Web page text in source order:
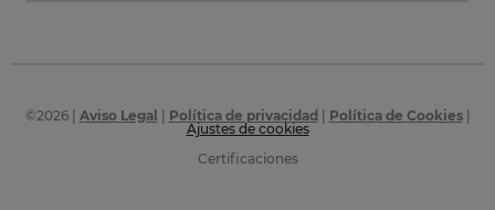
©2026| Aviso Legal Política de privacidad Política de Cookies|
Ajustes de cookies
Certificaciones